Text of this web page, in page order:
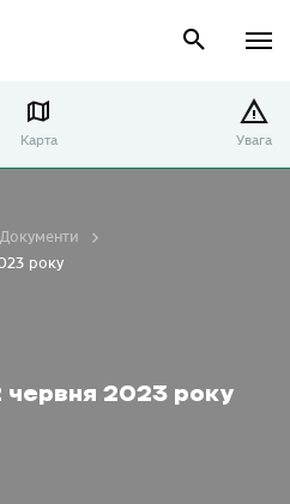
Карта Увага
2023 року
Документи
року